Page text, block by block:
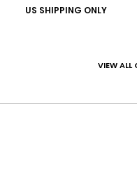
US SHIPPING ONLY
VIEW ALL